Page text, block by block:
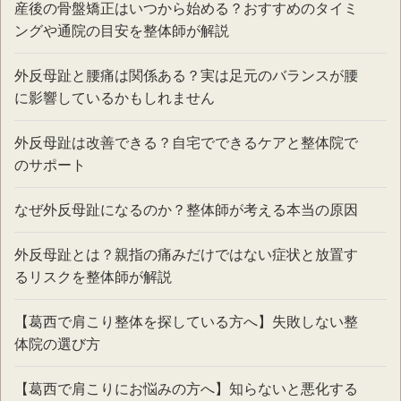
産後の骨盤矯正はいつから始める？おすすめのタイミ
ングや通院の目安を整体師が解説
外反母趾と腰痛は関係ある？実は足元のバランスが腰
に影響しているかもしれません
外反母趾は改善できる？自宅でできるケアと整体院で
のサポート
なぜ外反母趾になるのか？整体師が考える本当の原因
外反母趾とは？親指の痛みだけではない症状と放置す
るリスクを整体師が解説
【葛西で肩こり整体を探している方へ】失敗しない整
体院の選び方
【葛西で肩こりにお悩みの方へ】知らないと悪化する